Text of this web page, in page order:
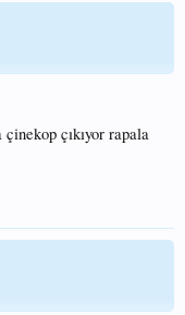
çıkıyor rapala